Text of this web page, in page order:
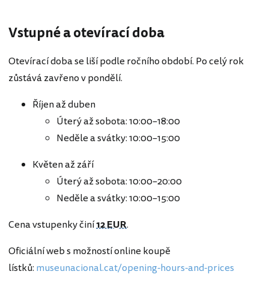
Vstupné a otevírací doba
Otevírací doba se liší podle ročního období. Po celý rok
zůstává zavřeno v pondělí.
Říjen až duben
Úterý až sobota: 10:00–18:00
Neděle a svátky: 10:00–15:00
Květen až září
Úterý až sobota: 10:00–20:00
Neděle a svátky: 10:00–15:00
Cena vstupenky činí12 EUR.
Oficiální web s možností online koupě
lístků: museunacional.cat/opening-hours-and-prices